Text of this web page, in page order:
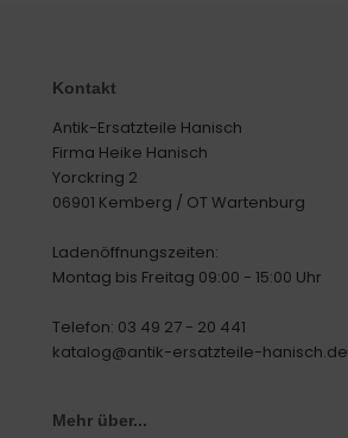
Kontakt
Antik-Ersatzteile Hanisch
Firma Heike Hanisch
Yorckring 2
06901 Kemberg / OT Wartenburg
Ladenöffnungszeiten:
Montag bis Freitag 09:00 - 15:00 Uhr
Telefon: 03 49 27 - 20 441
katalog@antik-ersatzteile-hanisch.de
Mehr über...